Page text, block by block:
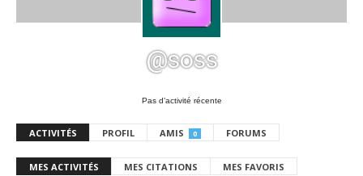
@soss
Pas d’activité récente
ACTIVITÉS PROFIL AMIS 0 FORUMS
MES ACTIVITÉS MES CITATIONS MES FAVORIS